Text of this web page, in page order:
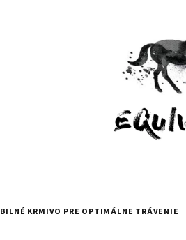
KRMIVO PRE OPTIMÁLNE TRÁVENIE